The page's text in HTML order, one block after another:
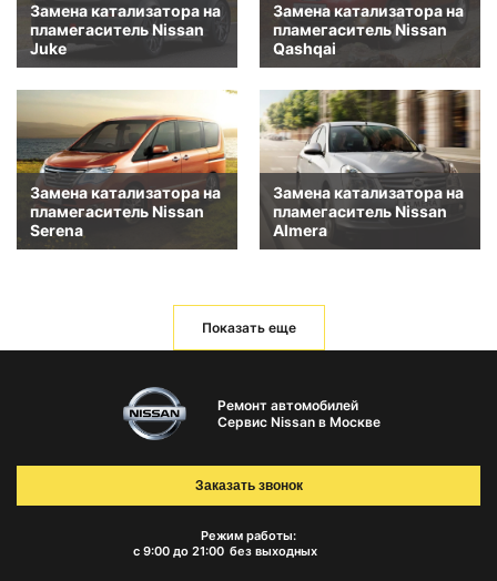
Замена катализатора на
пламегаситель Nissan
Juke
Замена катализатора на
пламегаситель Nissan
Qashqai
Замена катализатора на
пламегаситель Nissan
Serena
Замена катализатора на
пламегаситель Nissan
Almera
Показать еще
Ремонт автомобилей
Сервис Nissan в Москве
Режим работы:
с 9:00 до 21:00 без выходных
Заказать звонок